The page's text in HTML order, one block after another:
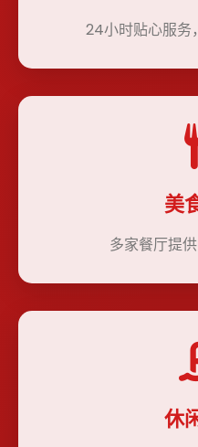
24小时贴心服务
美
多家餐厅提
休